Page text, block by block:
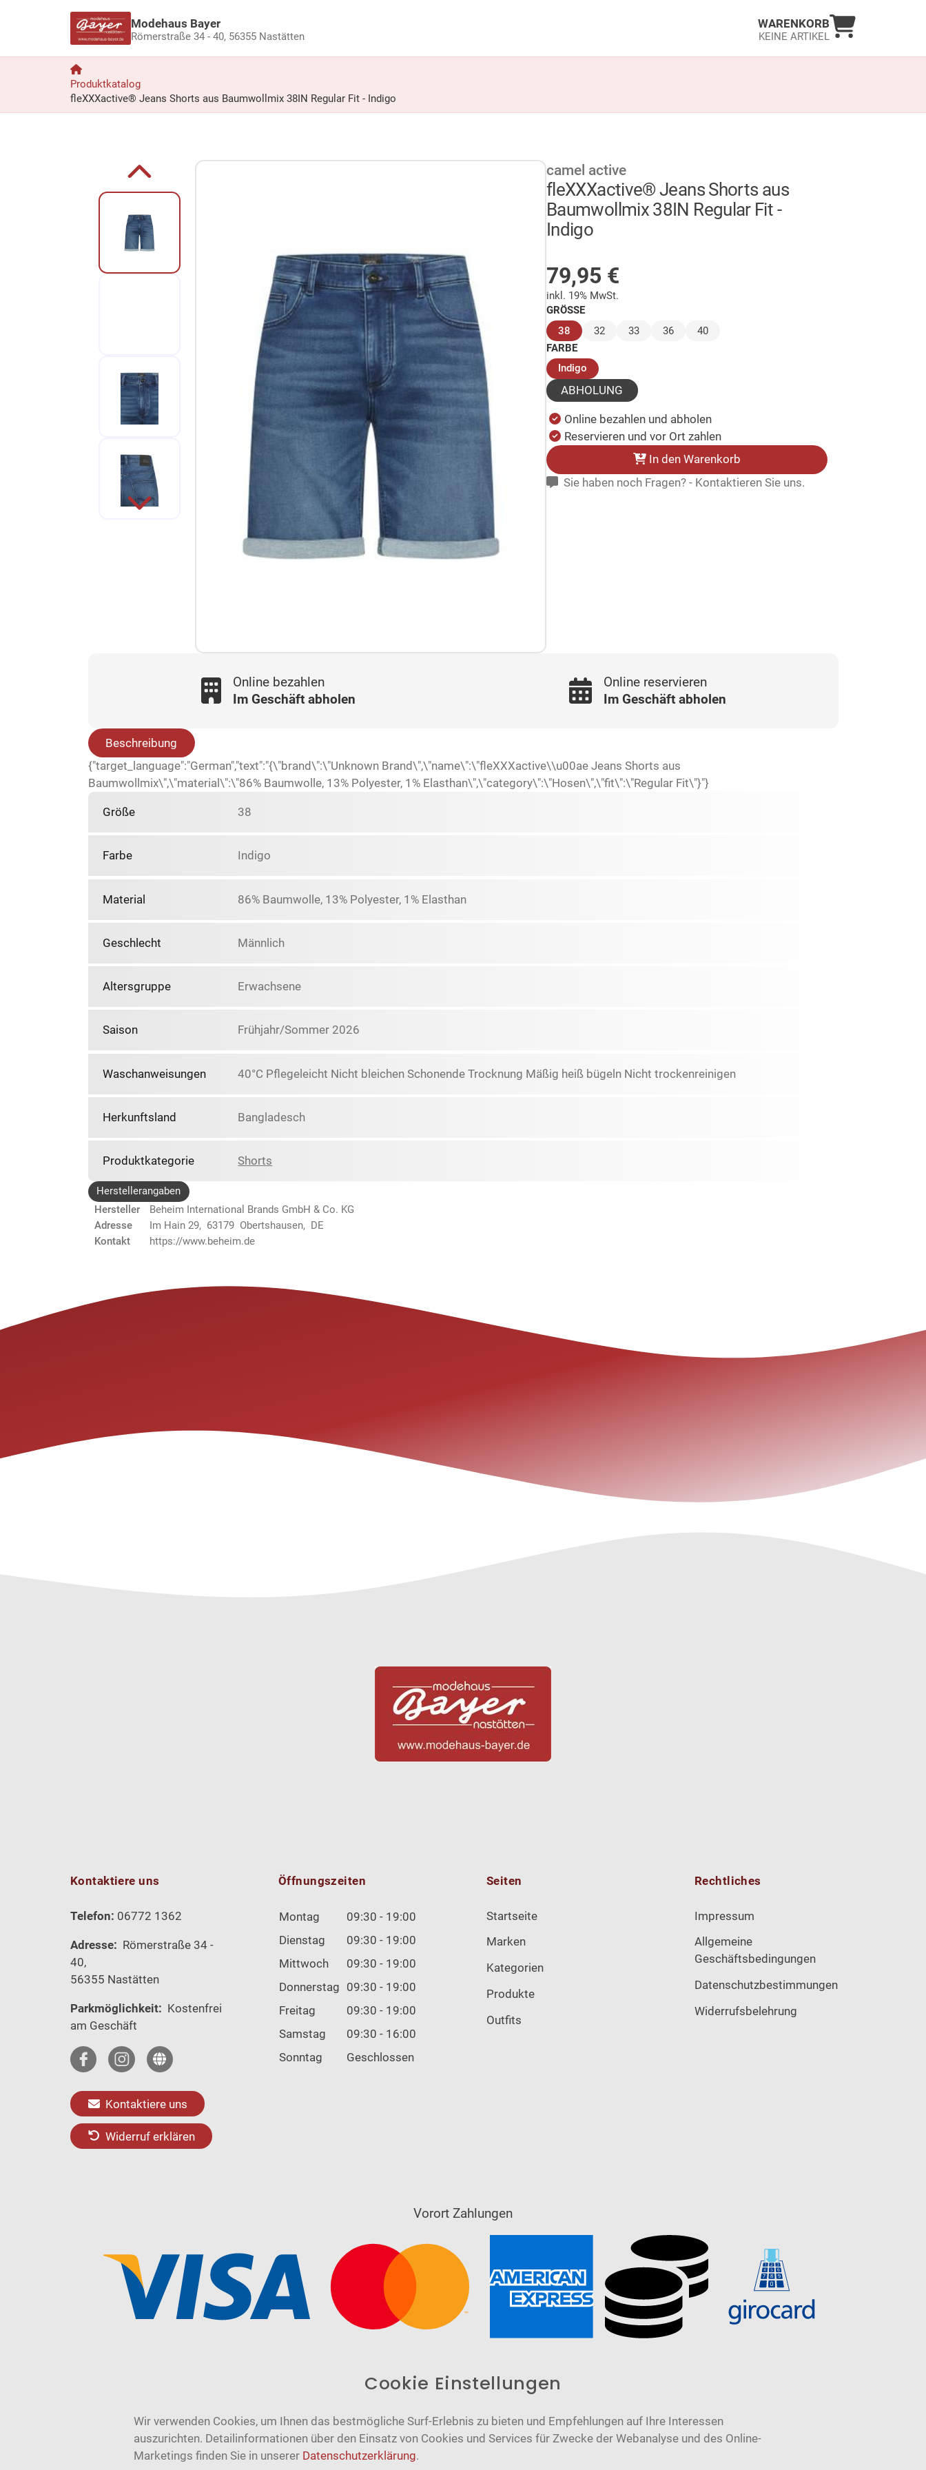
Modehaus Bayer
Römerstraße 34 - 40, 56355 Nastätten
WARENKORB
KEINE ARTIKEL
Warenkorb
Produktkatalog
fleXXXactive® Jeans Shorts aus Baumwollmix 38IN Regular Fit - Indigo
Zur Produktbeschreibung springen camel active
fleXXXactive® Jeans Shorts aus
Baumwollmix 38IN Regular Fit -
Indigo
79,95 €
inkl. 19% MwSt.
GRÖSSE
38 (ausgewählt)
32 33 36
40
FARBE
Indigo (ausgewählt)
ABHOLUNG
Online bezahlen und abholen
Reservieren und vor Ort zahlen
In den Warenkorb
Sie haben noch Fragen? - Kontaktieren Sie uns.
Online bezahlen
Im Geschäft abholen
Online reservieren
Im Geschäft abholen
Beschreibung
{"target_language":"German","text":"{\"brand\":\"Unknown Brand\",\"name\":\"fleXXXactive\\u00ae Jeans Shorts aus
Baumwollmix\",\"material\":\"86% Baumwolle, 13% Polyester, 1% Elasthan\",\"category\":\"Hosen\",\"fit\":\"Regular Fit\"}"}
Größe 38
Farbe Indigo
Material 86% Baumwolle, 13% Polyester, 1% Elasthan
Geschlecht Männlich
Altersgruppe Erwachsene
Saison Frühjahr/Sommer 2026
Waschanweisungen 40°C Pflegeleicht Nicht bleichen Schonende Trocknung Mäßig heiß bügeln Nicht trockenreinigen
Herkunftsland Bangladesch
Produktkategorie Shorts
Herstellerangaben
Hersteller
Beheim International Brands GmbH & Co. KG
Adresse
Im Hain 29, 63179 Obertshausen, DE
Kontakt
https://www.beheim.de
Kontaktiere uns
Telefon: 06772 1362
Adresse: Römerstraße 34 -
40,
56355 Nastätten
Parkmöglichkeit: Kostenfrei
am Geschäft
Kontaktiere uns
Widerruf erklären
Öffnungszeiten
Montag
09:30 - 19:00
Dienstag
09:30 - 19:00
Mittwoch
09:30 - 19:00
Donnerstag 09:30 - 19:00
Freitag
09:30 - 19:00
Samstag
09:30 - 16:00
Sonntag
Geschlossen
Seiten
Startseite
Marken
Kategorien
Produkte
Outfits
Rechtliches
Impressum
Allgemeine
Geschäftsbedingungen
Datenschutzbestimmungen
Widerrufsbelehrung
Vorort Zahlungen
Cookie Einstellungen
Wir verwenden Cookies, um Ihnen das bestmögliche Surf-Erlebnis zu bieten und Empfehlungen auf Ihre Interessen
auszurichten. Detailinformationen über den Einsatz von Cookies und Services für Zwecke der Webanalyse und des Online-
Marketings finden Sie in unserer Datenschutzerklärung.